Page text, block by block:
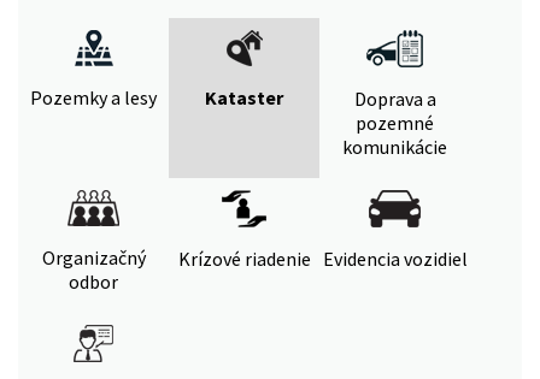
Pozemky a lesy Kataster
Doprava a
pozemné
komunikácie
Organizačný
odbor
Krízové riadenie Evidencia vozidiel